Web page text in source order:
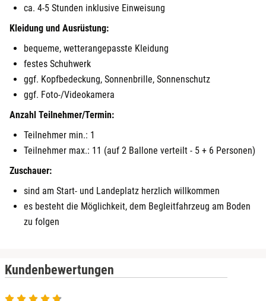
ca. 4-5 Stunden inklusive Einweisung
Kleidung und Ausrüstung:
bequeme, wetterangepasste Kleidung
festes Schuhwerk
ggf. Kopfbedeckung, Sonnenbrille, Sonnenschutz
ggf. Foto-/Videokamera
Anzahl Teilnehmer/Termin:
Teilnehmer min.: 1
Teilnehmer max.: 11 (auf 2 Ballone verteilt - 5 + 6 Personen)
Zuschauer:
sind am Start- und Landeplatz herzlich willkommen
es besteht die Möglichkeit, dem Begleitfahrzeug am Boden
zu folgen
Kundenbewertungen